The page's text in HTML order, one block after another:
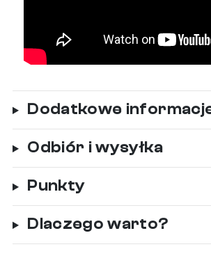
Dodatkowe
Odbiór i wysyłka
Punkty
Dlaczego warto?